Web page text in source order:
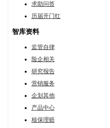
求助问答
历届开门红
智库资料
监管自律
险企相关
研究报告
营销服务
企划其他
产品中心
核保理赔